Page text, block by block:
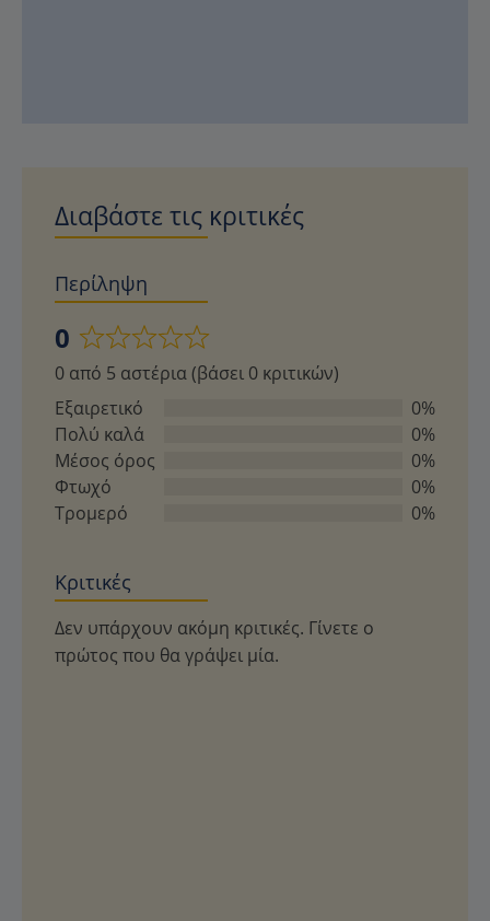
Διαβάστε τις κριτικές
Περίληψη
0
Βαθμολογήθηκε
με
0
από
5
0 από 5 αστέρια (βάσει 0 κριτικών)
Εξαιρετικό
0%
Πολύ καλά
0%
Μέσος όρος
0%
Φτωχό
0%
Τρομερό
0%
Κριτικές
Δεν υπάρχουν ακόμη κριτικές. Γίνετε ο
πρώτος που θα γράψει μία.